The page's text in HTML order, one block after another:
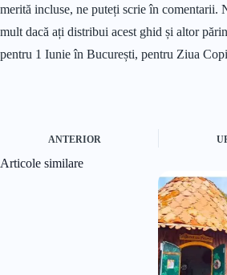
merită incluse, ne puteți scrie în comentarii.
mult dacă ați distribui acest ghid și altor
pentru 1 Iunie în București, pentru Ziua
ANTERIOR
Articole similare